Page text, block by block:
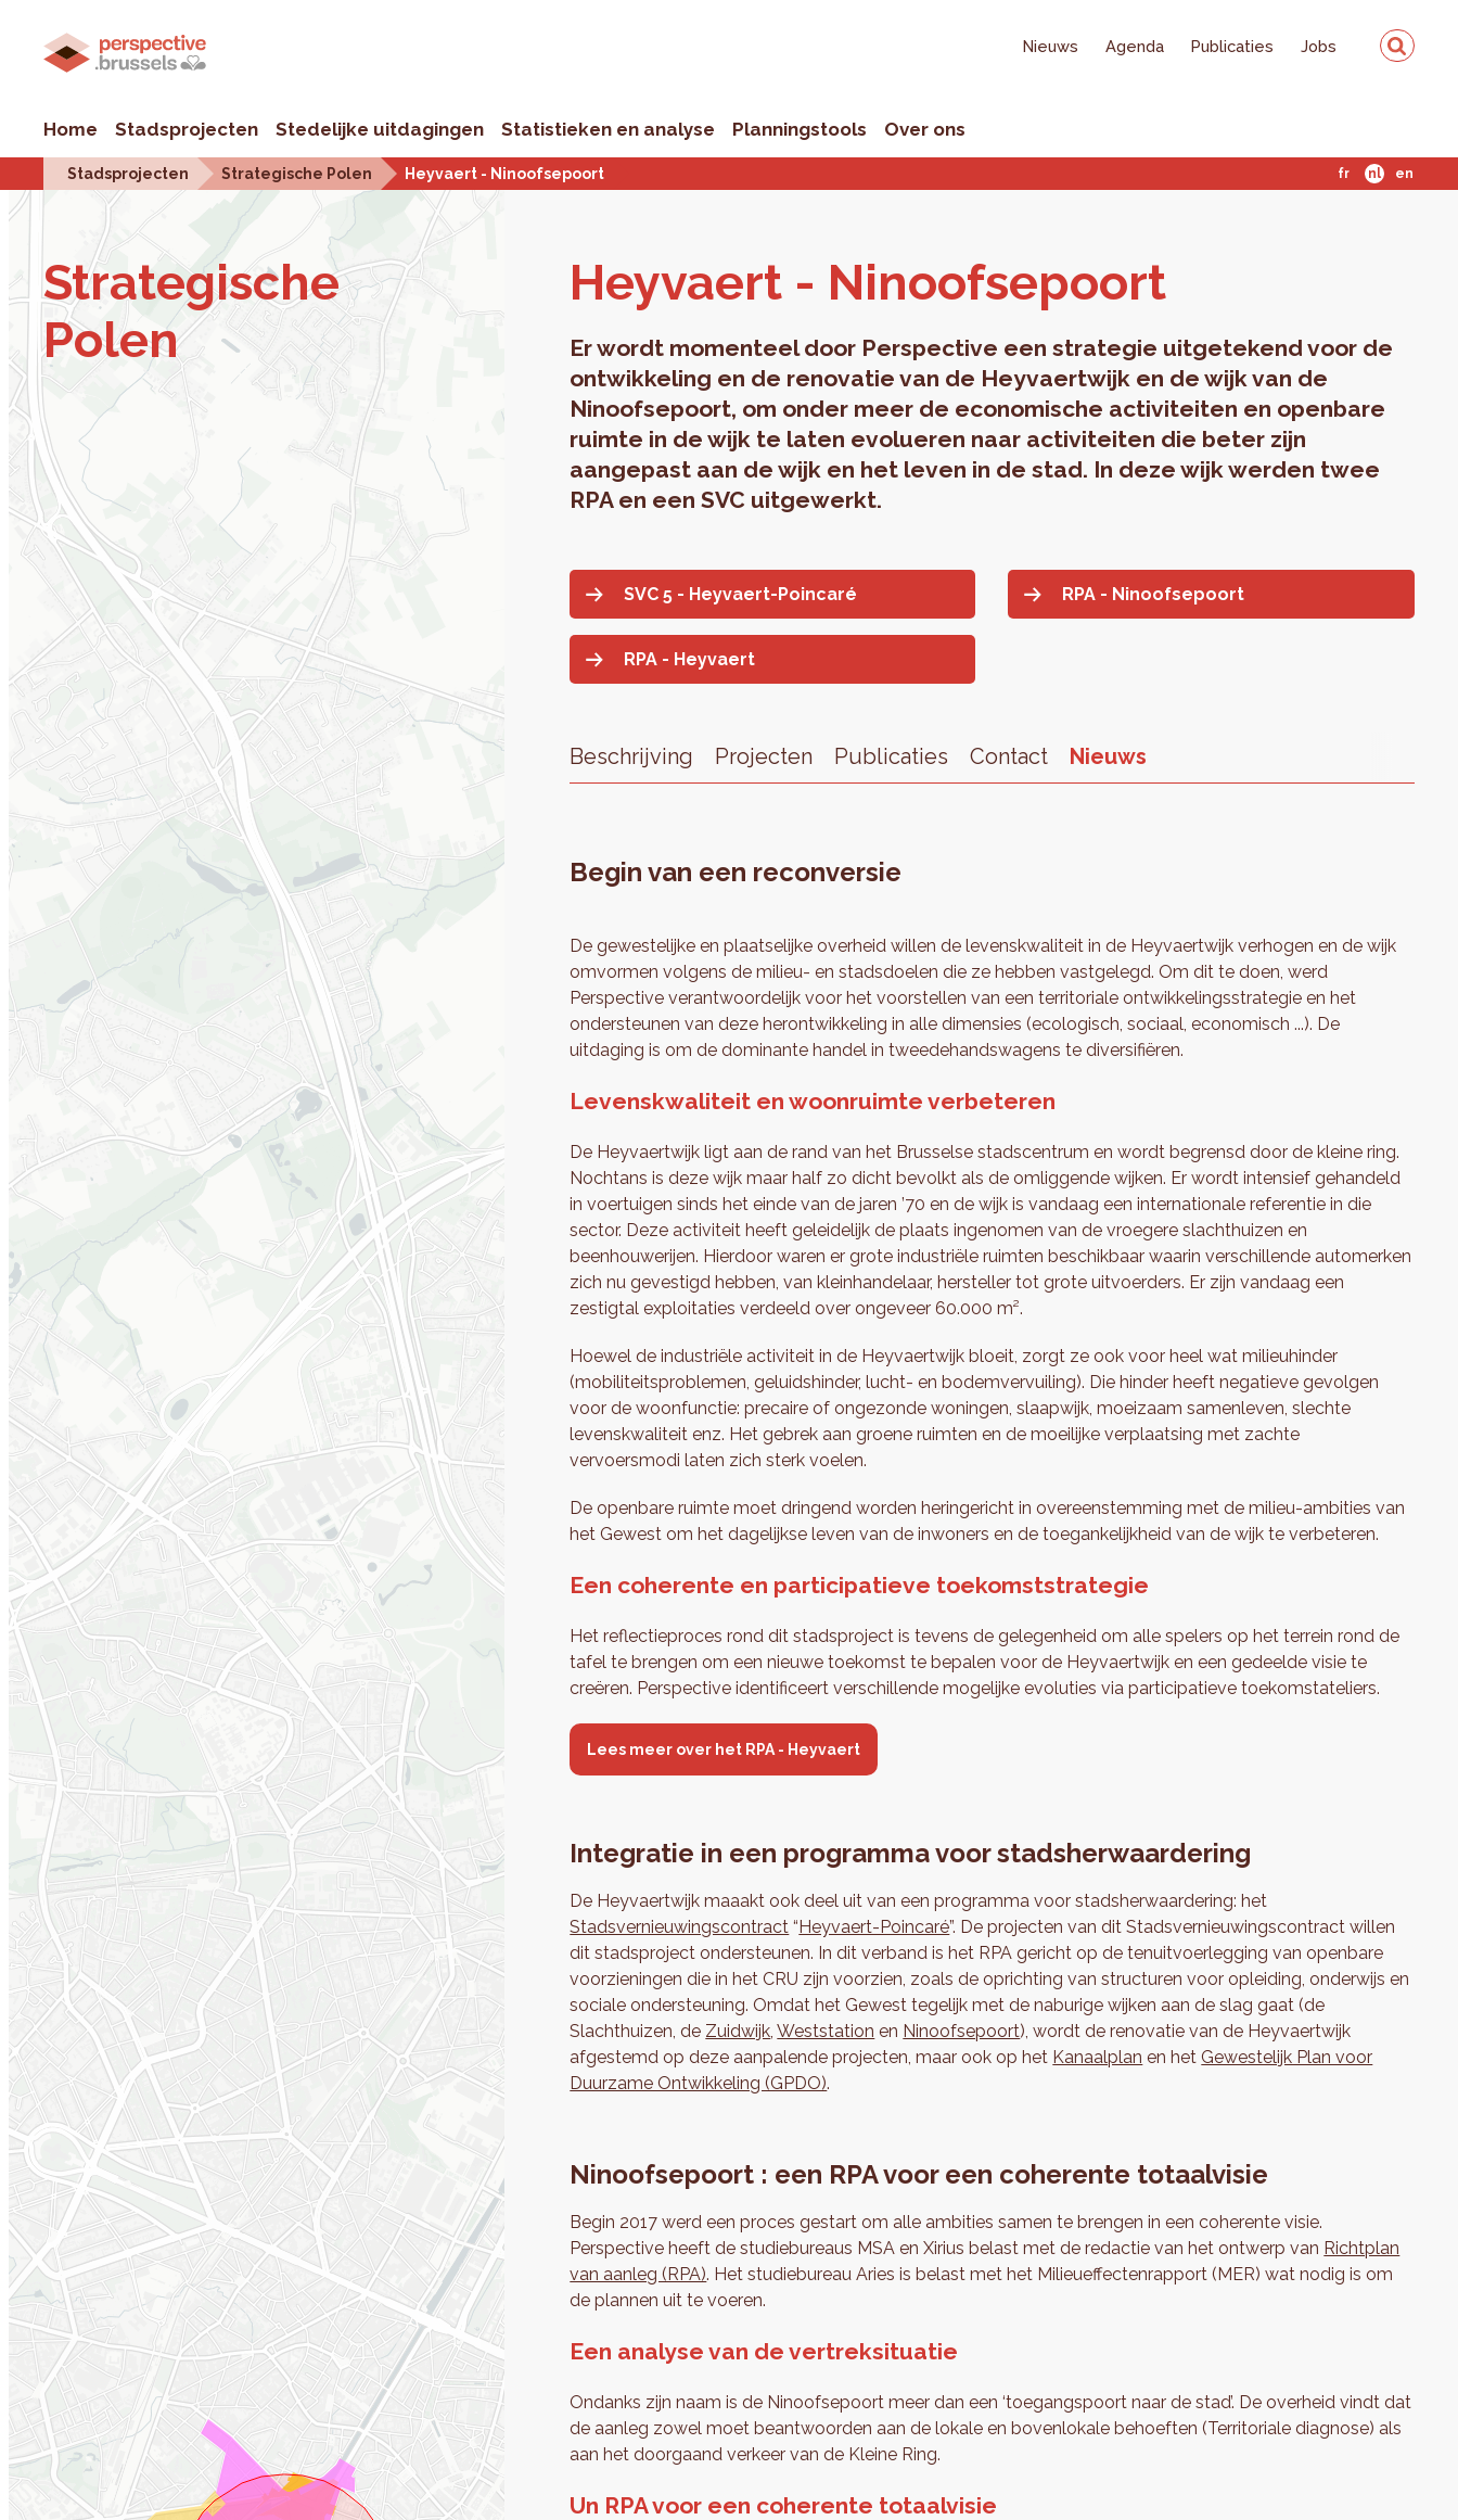
Nieuws Agenda Publicaties Jobs
Home Stadsprojecten Stedelijke uitdagingen Statistieken en analyse Planningstools Over ons
Stadsprojecten Strategische Polen Heyvaert - Ninoofsepoort fr nl en
Stra­te­gi­sche
Polen
Hey­vaert - Nin­oof­sepoort
Er wordt momenteel door Perspective een strategie uitgetekend voor de
ontwikkeling en de renovatie van de Heyvaertwijk en de wijk van de
Ninoofsepoort, om onder meer de economische activiteiten en openbare
ruimte in de wijk te laten evolueren naar activiteiten die beter zijn
aangepast aan de wijk en het leven in de stad. In deze wijk werden twee
RPA en een SVC uitgewerkt.
SVC 5 - Heyvaert-Poincaré RPA - Ninoofsepoort
RPA - Heyvaert
Beschrijving Projecten Publicaties Contact Nieuws
Begin van een reconversie
De gewestelijke en plaatselijke overheid willen de levenskwaliteit in de Heyvaertwijk verhogen en de wijk
omvormen volgens de milieu- en stadsdoelen die ze hebben vastgelegd. Om dit te doen, werd
Perspective verantwoordelijk voor het voorstellen van een territoriale ontwikkelingsstrategie en het
ondersteunen van deze herontwikkeling in alle dimensies (ecologisch, sociaal, economisch ...). De
uitdaging is om de dominante handel in tweedehandswagens te diversifiëren.
Levenskwaliteit en woonruimte verbeteren
De Heyvaertwijk ligt aan de rand van het Brusselse stadscentrum en wordt begrensd door de kleine ring.
Nochtans is deze wijk maar half zo dicht bevolkt als de omliggende wijken. Er wordt intensief gehandeld
in voertuigen sinds het einde van de jaren ’70 en de wijk is vandaag een internationale referentie in die
sector. Deze activiteit heeft geleidelijk de plaats ingenomen van de vroegere slachthuizen en
beenhouwerijen. Hierdoor waren er grote industriële ruimten beschikbaar waarin verschillende automerken
zich nu gevestigd hebben, van kleinhandelaar, hersteller tot grote uitvoerders. Er zijn vandaag een
zestigtal exploitaties verdeeld over ongeveer 60.000 m².
Hoewel de industriële activiteit in de Heyvaertwijk bloeit, zorgt ze ook voor heel wat milieuhinder
(mobiliteitsproblemen, geluidshinder, lucht- en bodemvervuiling). Die hinder heeft negatieve gevolgen
voor de woonfunctie: precaire of ongezonde woningen, slaapwijk, moeizaam samenleven, slechte
levenskwaliteit enz. Het gebrek aan groene ruimten en de moeilijke verplaatsing met zachte
vervoersmodi laten zich sterk voelen.
De openbare ruimte moet dringend worden heringericht in overeenstemming met de milieu-ambities van
het Gewest om het dagelijkse leven van de inwoners en de toegankelijkheid van de wijk te verbeteren.
Een coherente en participatieve toekomststrategie
Het reflectieproces rond dit stadsproject is tevens de gelegenheid om alle spelers op het terrein rond de
tafel te brengen om een nieuwe toekomst te bepalen voor de Heyvaertwijk en een gedeelde visie te
creëren. Perspective identificeert verschillende mogelijke evoluties via participatieve toekomstateliers.
Lees meer over het RPA - Heyvaert
Integratie in een programma voor stadsherwaardering
De Heyvaertwijk maaakt ook deel uit van een programma voor stadsherwaardering: het
Stadsvernieuwingscontract “Heyvaert-Poincaré”. De projecten van dit Stadsvernieuwingscontract willen
dit stadsproject ondersteunen. In dit verband is het RPA gericht op de tenuitvoerlegging van openbare
voorzieningen die in het CRU zijn voorzien, zoals de oprichting van structuren voor opleiding, onderwijs en
sociale ondersteuning. Omdat het Gewest tegelijk met de naburige wijken aan de slag gaat (de
Slachthuizen, de Zuidwijk,Weststation en Ninoofsepoort), wordt de renovatie van de Heyvaertwijk
afgestemd op deze aanpalende projecten, maar ook op het Kanaalplan en het Gewestelijk Plan voor
Duurzame Ontwikkeling (GPDO).
Ninoofsepoort : een RPA voor een coherente totaalvisie
Begin 2017 werd een proces gestart om alle ambities samen te brengen in een coherente visie.
Perspective heeft de studiebureaus MSA en Xirius belast met de redactie van het ontwerp van Richtplan
van aanleg (RPA). Het studiebureau Aries is belast met het Milieueffectenrapport (MER) wat nodig is om
de plannen uit te voeren.
Een analyse van de vertreksituatie
Ondanks zijn naam is de Ninoofsepoort meer dan een ‘toegangspoort naar de stad’. De overheid vindt dat
de aanleg zowel moet beantwoorden aan de lokale en bovenlokale behoeften (Territoriale diagnose) als
aan het doorgaand verkeer van de Kleine Ring.
Un RPA voor een coherente totaalvisie